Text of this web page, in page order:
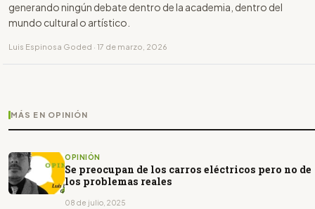
generando ningún debate dentro de la academia, dentro del
mundo cultural o artístico.
Luis Espinosa Goded · 17 de marzo, 2026
MÁS EN OPINIÓN
OPINIÓN
Se preocupan de los carros eléctricos pero no de
los problemas reales
08 de julio, 2025